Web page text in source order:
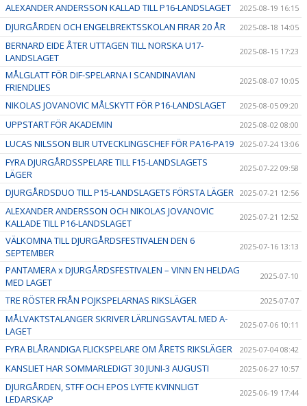
ALEXANDER ANDERSSON KALLAD TILL P16-LANDSLAGET 2025-08-19 16:15
DJURGÅRDEN OCH ENGELBREKTSSKOLAN FIRAR 20 ÅR 2025-08-18 14:05
BERNARD EIDE ÅTER UTTAGEN TILL NORSKA U17-
LANDSLAGET
2025-08-15 17:23
MÅLGLATT FÖR DIF-SPELARNA I SCANDINAVIAN
FRIENDLIES
2025-08-07 10:05
NIKOLAS JOVANOVIC MÅLSKYTT FÖR P16-LANDSLAGET 2025-08-05 09:20
UPPSTART FÖR AKADEMIN 2025-08-02 08:00
LUCAS NILSSON BLIR UTVECKLINGSCHEF FÖR PA16-PA19 2025-07-24 13:06
FYRA DJURGÅRDSSPELARE TILL F15-LANDSLAGETS
LÄGER
2025-07-22 09:58
DJURGÅRDSDUO TILL P15-LANDSLAGETS FÖRSTA LÄGER 2025-07-21 12:56
ALEXANDER ANDERSSON OCH NIKOLAS JOVANOVIC
KALLADE TILL P16-LANDSLAGET
2025-07-21 12:52
VÄLKOMNA TILL DJURGÅRDSFESTIVALEN DEN 6
SEPTEMBER
2025-07-16 13:13
PANTAMERA x DJURGÅRDSFESTIVALEN – VINN EN HELDAG
MED LAGET
2025-07-10
TRE RÖSTER FRÅN POJKSPELARNAS RIKSLÄGER 2025-07-07
MÅLVAKTSTALANGER SKRIVER LÄRLINGSAVTAL MED A-
LAGET
2025-07-06 10:11
FYRA BLÅRANDIGA FLICKSPELARE OM ÅRETS RIKSLÄGER 2025-07-04 08:42
KANSLIET HAR SOMMARLEDIGT 30 JUNI-3 AUGUSTI 2025-06-27 10:57
DJURGÅRDEN, STFF OCH EPOS LYFTE KVINNLIGT
LEDARSKAP
2025-06-19 17:44